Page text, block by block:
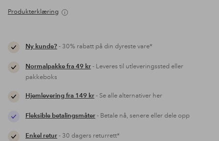
Produkterklæring
Ny kunde?- 30% rabatt på din dyreste vare*
Normalpakke fra 49 kr- Leveres til utleveringssted eller
pakkeboks
Hjemlevering fra 149 kr- Se alle alternativer her
Fleksible betalingsmåter- Betale nå, senere eller dele opp
Enkel retur- 30 dagers returrett*